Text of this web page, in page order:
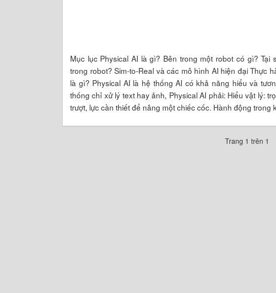
Mục lục Physical AI là gì? Bên trong một robot có gì? Tại
trong robot? Sim-to-Real và các mô hình AI hiện đại Thực
là gì? Physical AI là hệ thống AI có khả năng hiểu và
thống chỉ xử lý text hay ảnh, Physical AI phải: Hiểu vật lý:
trượt, lực cần thiết để nâng một chiếc cốc. Hành động trong
Trang 1 trên 1